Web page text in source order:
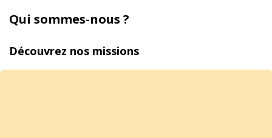
Qui sommes-nous ?
Découvrez nos missions